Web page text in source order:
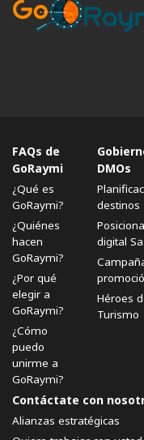
FAQs de
GoRaymi
¿Qué es
GoRaymi?
¿Quiénes
hacen
GoRaymi?
¿Por qué
elegir a
GoRaymi?
¿Cómo
puedo
unirme a
GoRaymi?
DMOs
destinos
digital
Héroes
Turismo
Contáctate con
Alianzas estratégicas